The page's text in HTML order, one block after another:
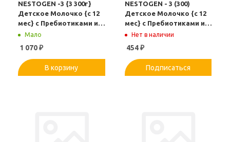
NESTOGEN -3 {3 300г}
Детское Молочко {с 12
мес} с Пребиотиками и
Лактобактериями 900г.
Мало
1 070₽
В корзину
NESTOGEN - 3 (300)
Детское Молочко {с 12
мес} с Пребиотиками и
Лактобактериями 300г.
Нет в наличии
454₽
Подписаться